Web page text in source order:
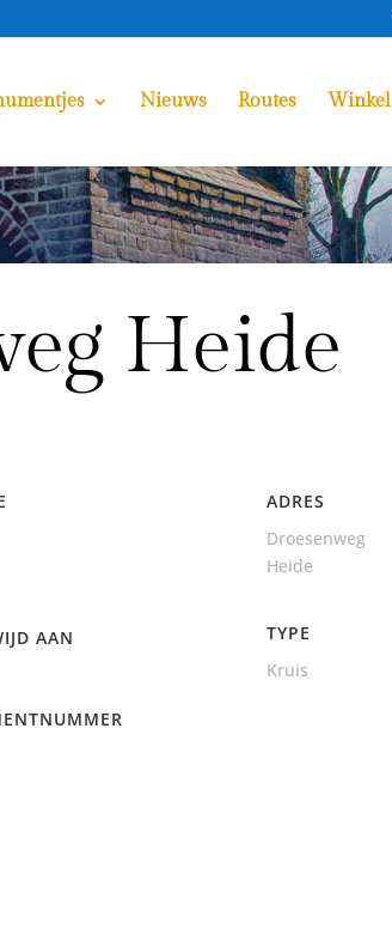
Nieuws Routes Winkel
Heide
AAN
ADRES
Droesenweg
Heide
TYPE
Kruis